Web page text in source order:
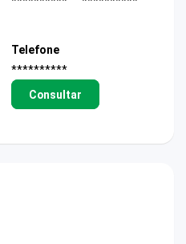
Telefone
**********
Consultar